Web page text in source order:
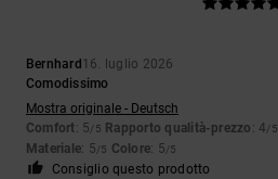
Bernhard16. luglio 2026
Comodissimo
Mostra originale - Deutsch
Comfort: 5/5 Rapporto qualità-prezzo : 4/5
Materiale: 5/5 Colore: 5/5
Consiglio questo prodotto